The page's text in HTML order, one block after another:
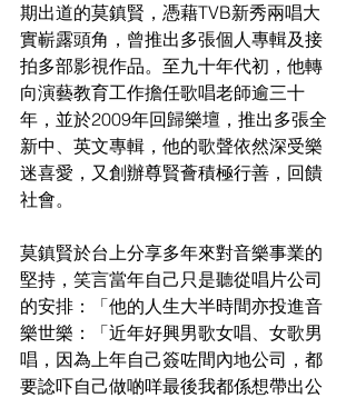
期出道的莫鎮賢，憑藉TVB新秀兩唱大
實嶄露頭角，曾推出多張個人專輯及接
拍多部影視作品。至九十年代初，他轉
向演藝教育工作擔任歌唱老師逾三十
年，並於2009年回歸樂壇，推出多張全
新中、英文專輯，他的歌聲依然深受樂
迷喜愛，又創辦尊賢薈積極行善，回饋
社會。
莫鎮賢於台上分享多年來對音樂事業的
堅持，笑言當年自己只是聽從唱片公司
的安排：「他的人生大半時間亦投進音
樂世樂：「近年好興男歌女唱、女歌男
唱，因為上年自己簽咗間內地公司，都
要諗吓自己做啲咩最後我都係想帶出公